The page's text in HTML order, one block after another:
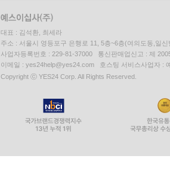
대표 : 김석환, 최세라
주소 : 서울시 영등포구 은행로 11, 5층~6층(여의도동,일신
사업자등록번호 : 229-81-37000 통신판매업신고 : 제
이메일 : yes24help@yes24.com 호스팅 서비스사업자 :
Copyright ⓒ YES24 Corp. All Rights Reserved.